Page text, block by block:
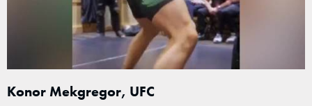
Konor Mekgregor, UFC